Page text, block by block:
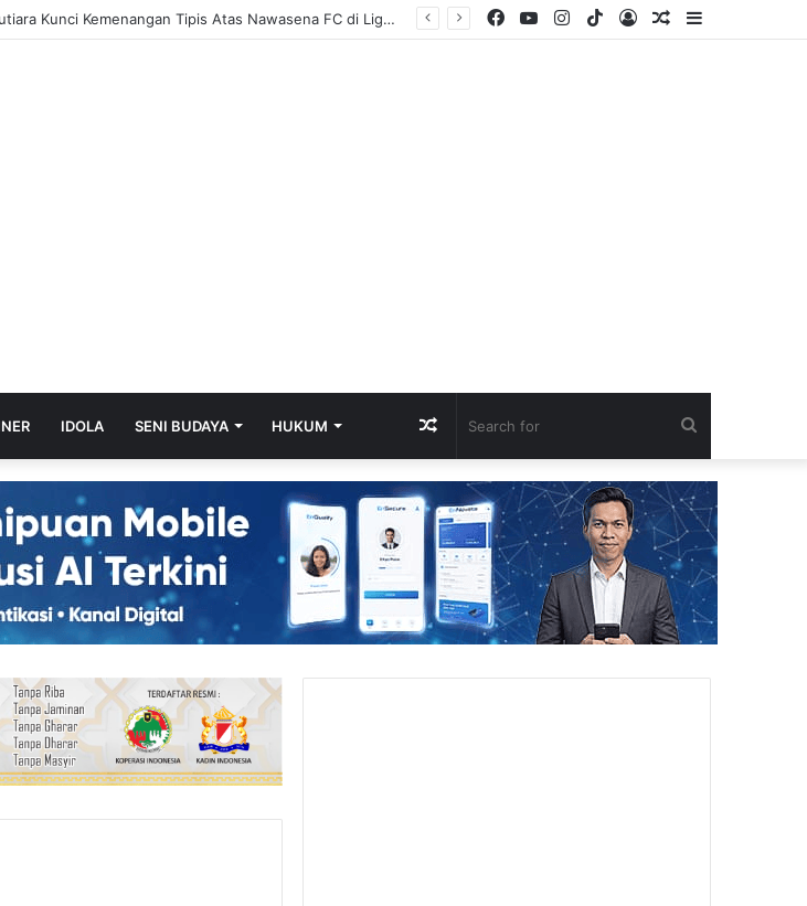
Musda XI MUI Sumsel Dibuka, Pemprov Dorong Sinergi Ulama dan Pemerintah Perkuat Pembangunan Daerah Sidebar
Random
Log
TikTok
Instagram
YouTube
Facebook
IDOLA SENI BUDAYA HUKUM
for
Random
Article